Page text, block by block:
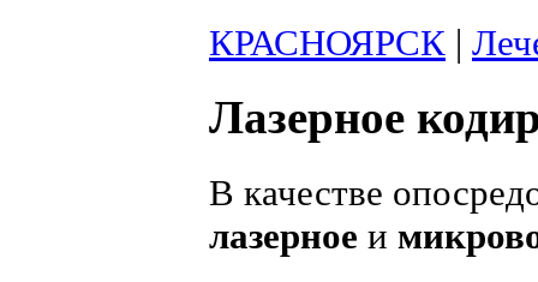
КРАСНОЯРСК |
Лазерное
В качестве
лазерное и